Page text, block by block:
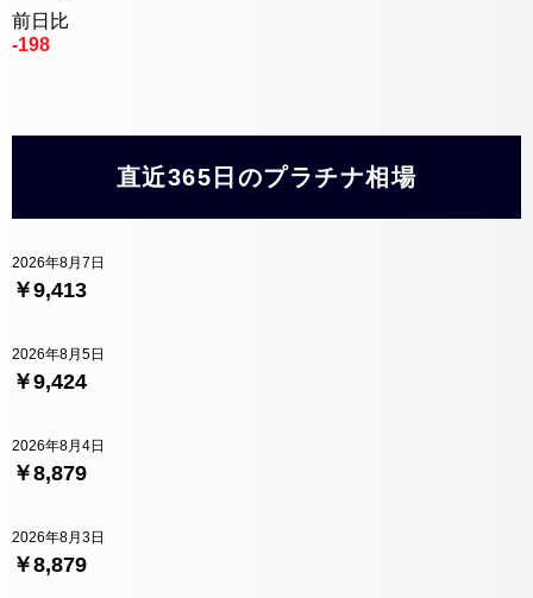
前日比
-198
直近365日のプラチナ相場
￥9,413
2026年8月7日
￥9,424
2026年8月5日
￥8,879
2026年8月4日
￥8,879
2026年8月3日